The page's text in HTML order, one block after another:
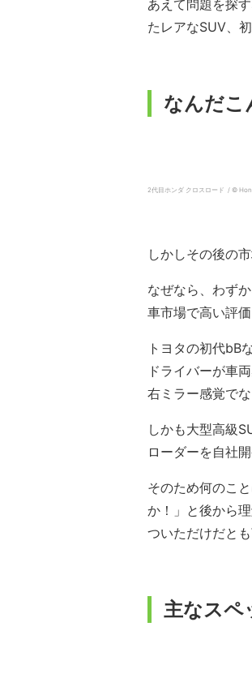
あえて問題を探
たレアなSUV、
なんだこ
2代目ホンダ クロスロード / ©
しかしその後の
なぜなら、わず
車市場で高い評
トヨタの初代bB
ドライバーが車
右ミラー感覚で
しかも大型高級
ローダーを自社
そのため何のこ
か！」と後から
ついただけだと
主なスペ